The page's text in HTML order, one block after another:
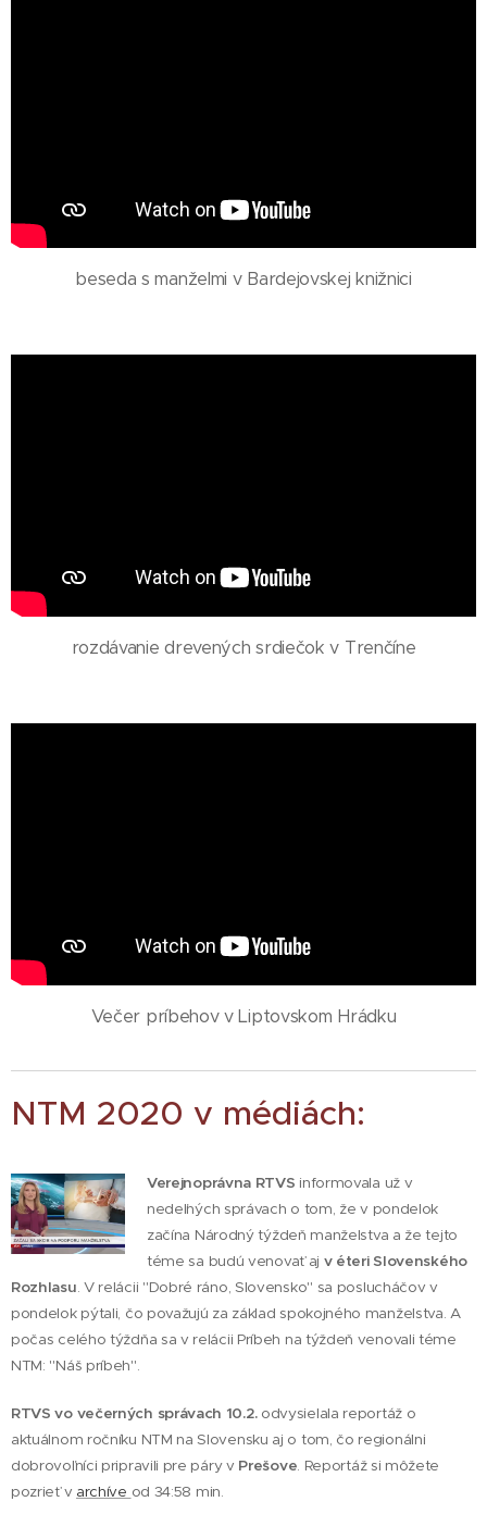
beseda s manželmi v Bardejovskej knižnici
rozdávanie drevených srdiečok v Trenčíne
Večer príbehov v Liptovskom Hrádku
NTM 2020 v médiách:
Verejnoprávna RTVS informovala už v
nedeľných správach o tom, že v pondelok
začína Národný týždeň manželstva a že tejto
téme sa budú venovať aj v éteri Slovenského
Rozhlasu. V relácii "Dobré ráno, Slovensko" sa poslucháčov v
pondelok pýtali, čo považujú za základ spokojného manželstva. A
počas celého týždňa sa v relácii Príbeh na týždeň venovali téme
NTM: "Náš príbeh".
RTVS vo večerných správach 10.2.odvysielala reportáž o
aktuálnom ročníku NTM na Slovensku aj o tom, čo regionálni
dobrovoľníci pripravili pre páry v Prešove. Reportáž si môžete
pozrieť v archíve od 34:58 min.